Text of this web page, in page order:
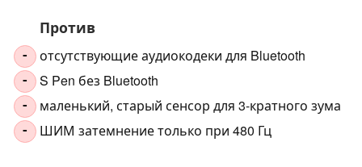
Против
- отсутствующие аудиокодеки для Bluetooth
- S Pen без Bluetooth
- маленький, старый сенсор для 3-кратного зума
- ШИМ затемнение только при 480 Гц